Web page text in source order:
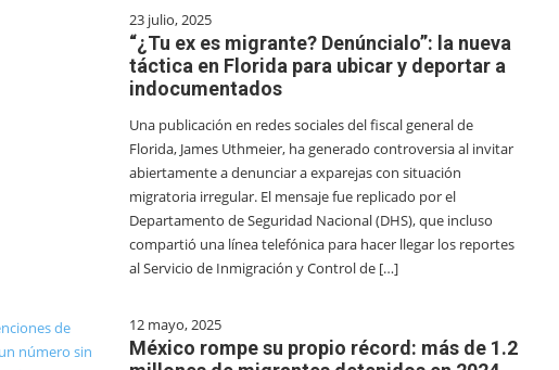
23 julio, 2025
“¿Tu ex es migrante? Denúncialo”: la nueva
táctica en Florida para ubicar y deportar a
indocumentados
Una publicación en redes sociales del fiscal general de
Florida, James Uthmeier, ha generado controversia al invitar
abiertamente a denunciar a exparejas con situación
migratoria irregular. El mensaje fue replicado por el
Departamento de Seguridad Nacional (DHS), que incluso
compartió una línea telefónica para hacer llegar los reportes
al Servicio de Inmigración y Control de […]
12 mayo, 2025
México rompe su propio récord: más de 1.2